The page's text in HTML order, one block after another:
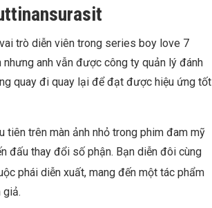
trò diễn viên trong series boy love 7
anh vẫn được công ty quản lý đánh
quay đi quay lại để đạt được hiệu ứng tốt
tiên trên màn ảnh nhỏ trong phim đam mỹ
đấu thay đổi số phận. Bạn diễn đôi cùng
phái diễn xuất, mang đến một tác phẩm
giả.